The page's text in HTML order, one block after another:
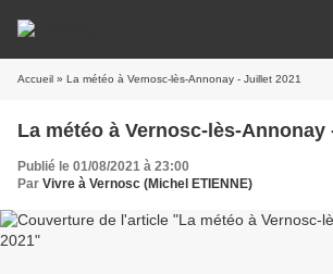
Accueil » La météo à Vernosc-lès-Annonay - Juillet 2021
La météo à Vernosc-lès-Annonay
Publié le 01/08/2021 à 23:00
Par Vivre à Vernosc (Michel ETIENNE)